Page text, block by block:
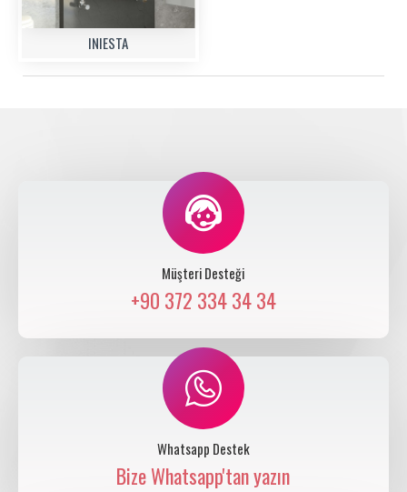
INIESTA
Müşteri Desteği
+90 372 334 34 34
Whatsapp Destek
Bize Whatsapp'tan yazın